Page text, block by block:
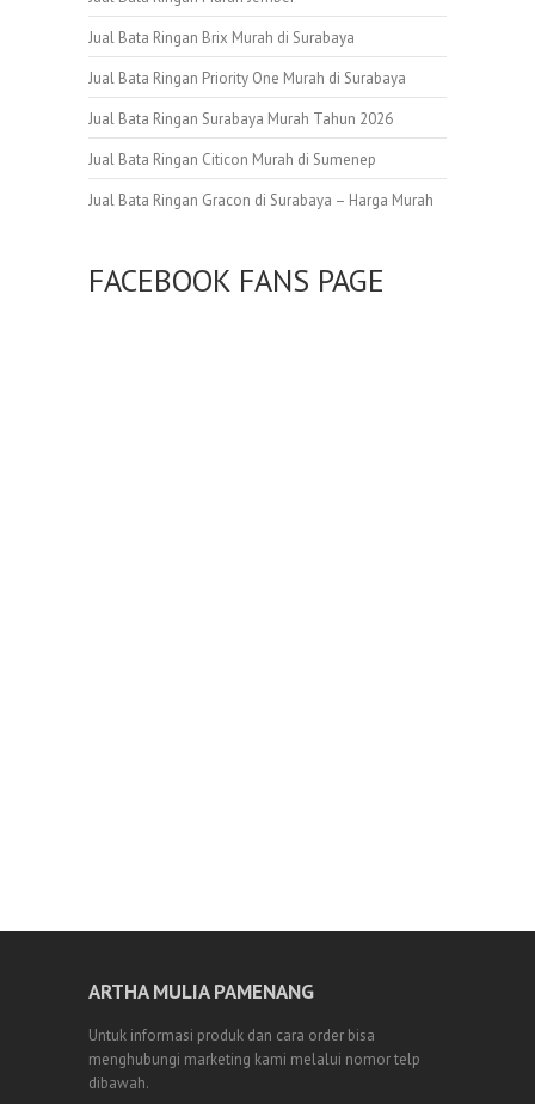
Jual Bata Ringan Brix Murah di Surabaya
Jual Bata Ringan Priority One Murah di Surabaya
Jual Bata Ringan Surabaya Murah Tahun 2026
Jual Bata Ringan Citicon Murah di Sumenep
Jual Bata Ringan Gracon di Surabaya – Harga Murah
FACEBOOK FANS PAGE
ARTHA MULIA PAMENANG
Untuk informasi produk dan cara order bisa
menghubungi marketing kami melalui nomor telp
dibawah.